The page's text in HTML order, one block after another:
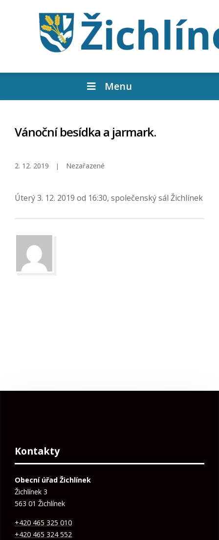
Menu
Vánoční besídka a jarmark.
2. 12. 2019 Nezařazené
Úterý 3. 12. 2019 od 16:30, společenský sál Žichlínek
Kontakty
Obecní úřad Žichlínek
Žichlínek 3
563 01 Žichlínek
+420 465 325 010
+420 465 324 552